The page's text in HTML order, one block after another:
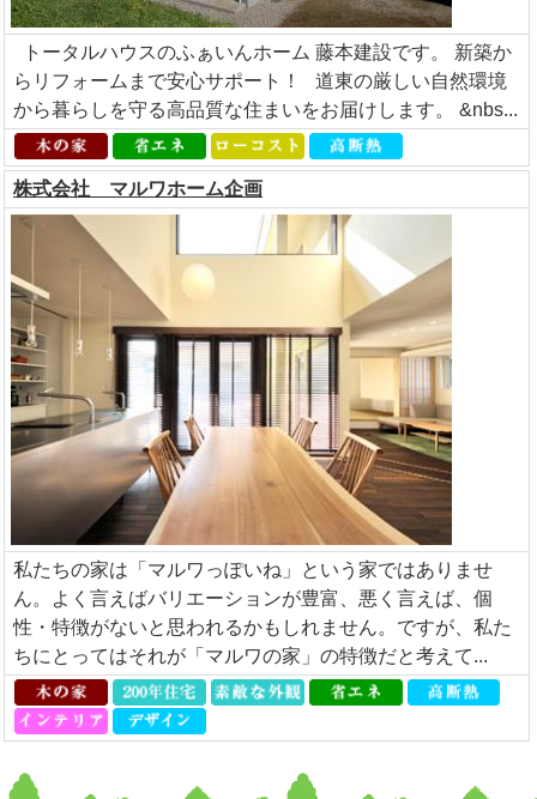
トータルハウスのふぁいんホーム 藤本建設です。 新築か
らリフォームまで安心サポート！ 道東の厳しい自然環境
から暮らしを守る高品質な住まいをお届けします。 &nbs...
株式会社 マルワホーム企画
私たちの家は「マルワっぽいね」という家ではありませ
ん。よく言えばバリエーションが豊富、悪く言えば、個
性・特徴がないと思われるかもしれません。ですが、私た
ちにとってはそれが「マルワの家」の特徴だと考えて...